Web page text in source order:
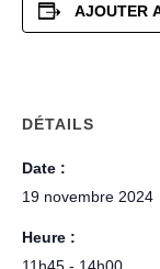
AJOUTER
DÉTAILS
Date :
19 novembre 2024
Heure :
11h45 - 14h00